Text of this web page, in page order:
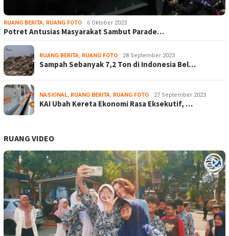
RUANG BERITA, RUANG FOTO 6 Oktober 2023
Potret Antusias Masyarakat Sambut Parade…
RUANG BERITA, RUANG FOTO 28 September 2023
Sampah Sebanyak 7,2 Ton di Indonesia Bel…
NASIONAL, RUANG BERITA, RUANG FOTO 27 September 2023
KAI Ubah Kereta Ekonomi Rasa Eksekutif, …
RUANG VIDEO